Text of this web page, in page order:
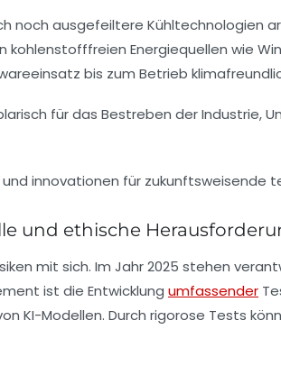
noch ausgefeiltere Kühltechnologien
Energiequellen wie
bis zum Betrieb
für das Bestreben der Industrie,
und ethische
mit sich. Im Jahr 2025 stehen
ist die Entwicklung umfassender
KI-Modellen. Durch rigorose Tests